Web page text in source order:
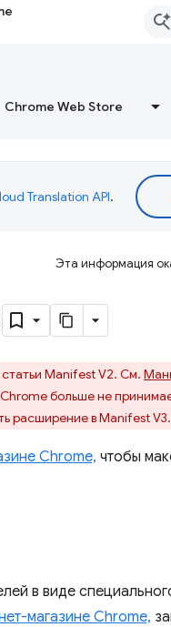
Chrome Web Store
Translation API.
Эта информация
Manifest V2. См.
больше не
расширение в Manifest V3.
Chrome, чтобы
в виде
магазине Chrome,